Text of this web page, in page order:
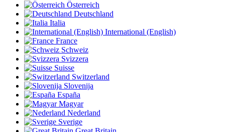
Österreich
Deutschland
Italia
International (English)
France
Schweiz
Svizzera
Suisse
Switzerland
Slovenija
España
Magyar
Nederland
Sverige